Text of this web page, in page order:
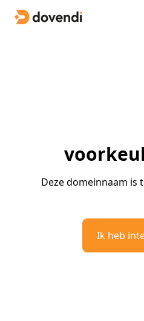
Deze domeinnaam is
Ik heb